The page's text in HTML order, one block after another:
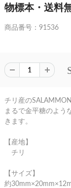
物標本・送料
商品番号：91536
チリ産の
まるで金平糖のよう
きます。
【産地】
チリ
【サイズ】
約